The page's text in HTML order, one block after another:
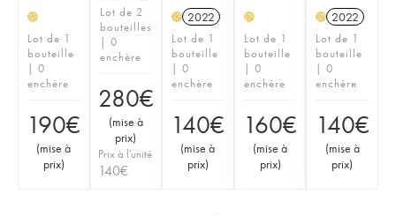
H
Lot de 1
bouteille
| 0
enchère
190€
(mise à
prix)
Lot de 2
bouteilles
| 0
enchère
280€
(mise à
prix)
Prix à l'unité
140€
H 2022
Lot de 1
bouteille
| 0
enchère
140€
(mise à
prix)
H
Lot de 1
bouteille
| 0
enchère
160€
(mise à
prix)
H 2022
Lot de 1
bouteille
| 0
enchère
140€
(mise à
prix)